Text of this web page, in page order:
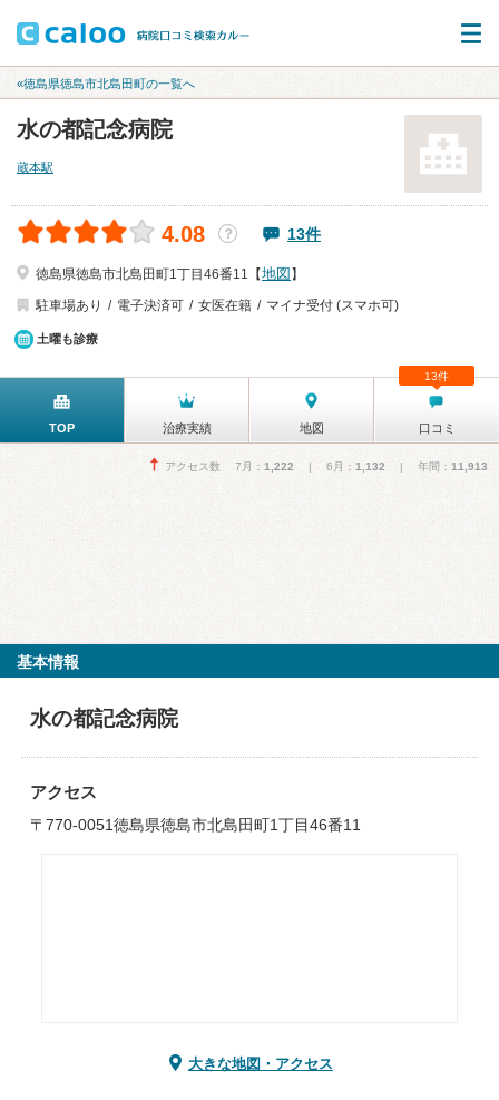
«徳島県徳島市北島田町の一覧へ
水の都記念病院
蔵本駅
4.08 ？ 13件
徳島県徳島市北島田町1丁目46番11【地図 】
駐車場あり
電子決済可 女医在籍 マイナ受付 (スマホ可)
土曜も診療
TOP 治療実績 地図 口コミ
13件
アクセス数 7月： 1,222 | 6月： 1,132 | 年間： 11,913
基本情報
水の都記念病院
アクセス
〒770-0051徳島県徳島市北島田町1丁目46番11
大きな地図・アクセス